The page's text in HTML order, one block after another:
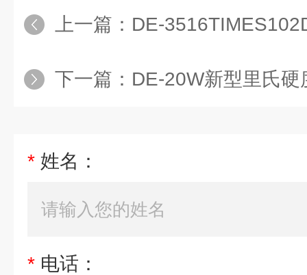
上一篇： DE-3516TIMES102D
下一篇： DE-20W新型里氏硬度
* 姓名：
* 电话：